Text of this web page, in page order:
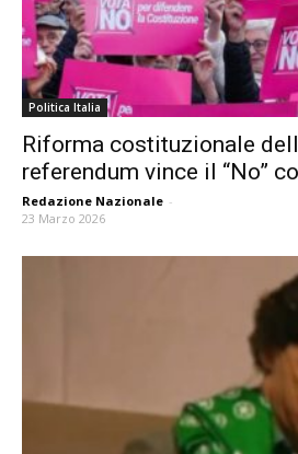
Politica Italia
Riforma costituzionale
referendum vince il “No”
Redazione Nazionale -
23 Marzo 2026